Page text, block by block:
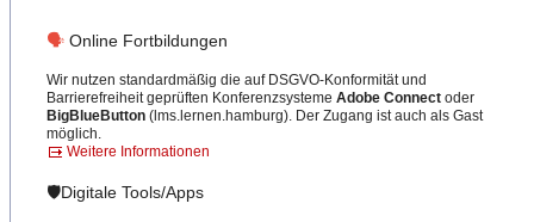
🗣 Online Fortbildungen
Wir nutzen standardmäßig die auf DSGVO-Konformität und
Barrierefreiheit geprüften Konferenzsysteme Adobe Connect oder
BigBlueButton (lms.lernen.hamburg). Der Zugang ist auch als Gast
möglich.
Weitere Informationen
🛡️Digitale Tools/Apps